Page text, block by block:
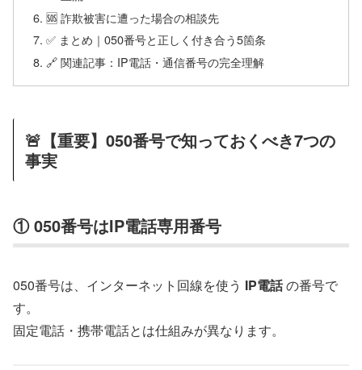
🆘 詐欺被害に遭った場合の相談先
✅ まとめ｜050番号と正しく付き合う5箇条
🔗 関連記事：IP電話・通信番号の完全理解
🚨【重要】050番号で知っておくべき7つの
事実
① 050番号はIP電話専用番号
050番号は、インターネット回線を使う IP電話の番号で
す。
固定電話・携帯電話とは仕組みが異なります。